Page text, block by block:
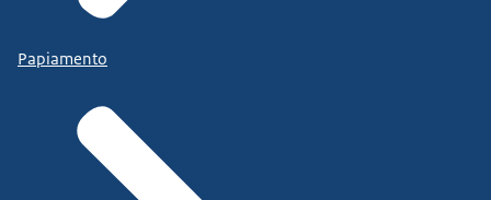
Papiamento